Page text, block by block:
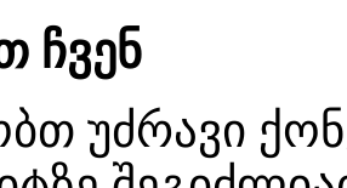
ჩვენ
უძრავი